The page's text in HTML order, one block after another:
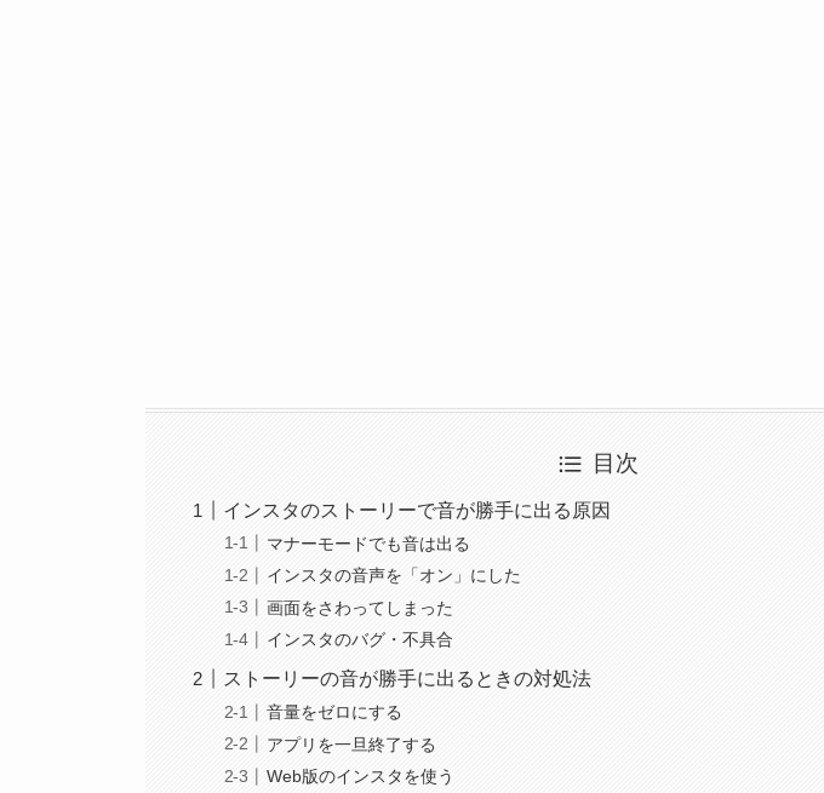
目次
インスタのストーリーで音が勝手に出る原因
マナーモードでも音は出る
インスタの音声を「オン」にした
画面をさわってしまった
インスタのバグ・不具合
ストーリーの音が勝手に出るときの対処法
音量をゼロにする
アプリを一旦終了する
Web版のインスタを使う